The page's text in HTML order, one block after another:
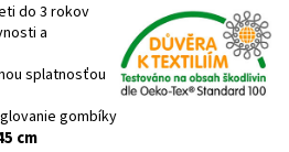
do 3 rokov
a
splatnosťou
gombíky
cm